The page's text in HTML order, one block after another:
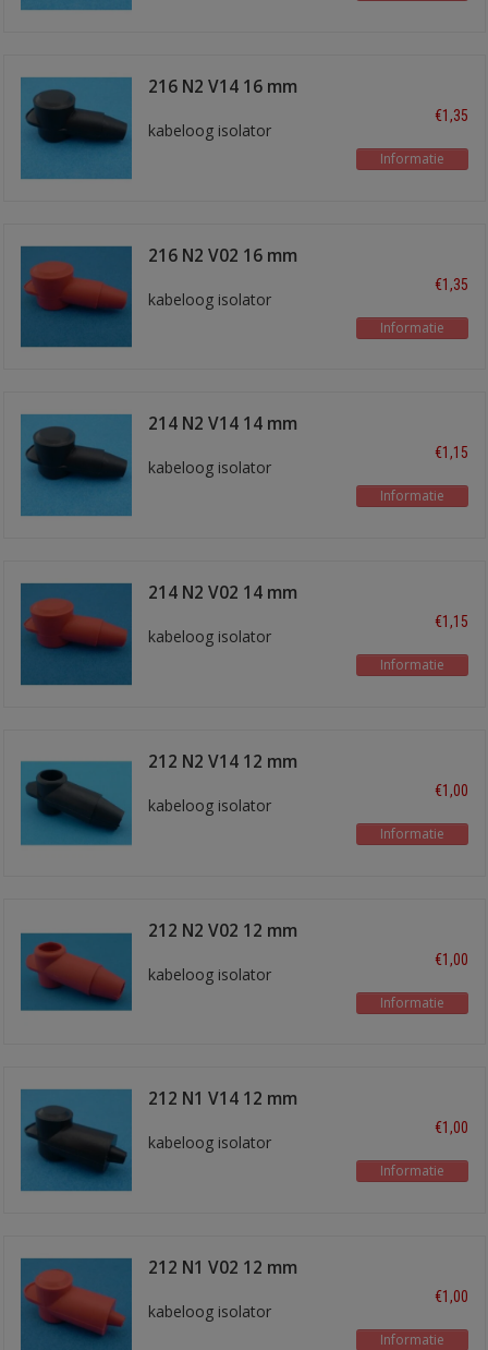
216 N2 V14 16 mm
kabeloog isolator
€1,35
Informatie
216 N2 V02 16 mm
kabeloog isolator
€1,35
Informatie
214 N2 V14 14 mm
kabeloog isolator
€1,15
Informatie
214 N2 V02 14 mm
kabeloog isolator
€1,15
Informatie
212 N2 V14 12 mm
kabeloog isolator
€1,00
Informatie
212 N2 V02 12 mm
kabeloog isolator
€1,00
Informatie
212 N1 V14 12 mm
kabeloog isolator
€1,00
Informatie
212 N1 V02 12 mm
kabeloog isolator
€1,00
Informatie